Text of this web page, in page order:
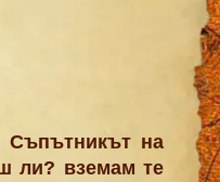
на
ли? вземам те